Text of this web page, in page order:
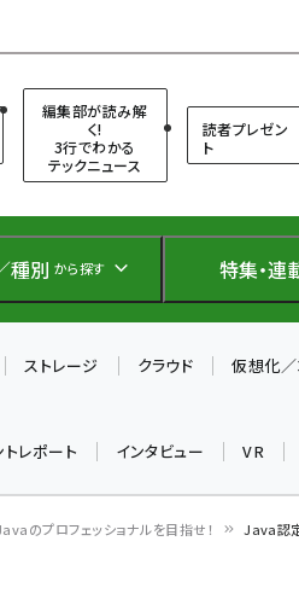
編集部が読み解
く!
3行でわかる
テックニュース
読者プレゼン
ト
種別 から探す 特集・連
ストレージ クラウド 仮想化
トレポート インタビュー VR
のプロフェッショナルを目指せ！ Java認